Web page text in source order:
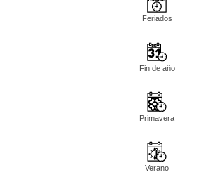
Feriados
Fin de año
Primavera
Verano